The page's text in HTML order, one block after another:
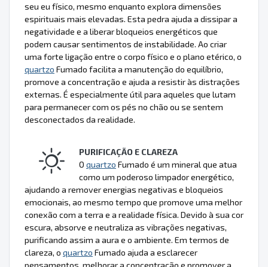
seu eu físico, mesmo enquanto explora dimensões
espirituais mais elevadas. Esta pedra ajuda a dissipar a
negatividade e a liberar bloqueios energéticos que
podem causar sentimentos de instabilidade. Ao criar
uma forte ligação entre o corpo físico e o plano etérico, o
quartzo Fumado facilita a manutenção do equilíbrio,
promove a concentração e ajuda a resistir às distrações
externas. É especialmente útil para aqueles que lutam
para permanecer com os pés no chão ou se sentem
desconectados da realidade.
PURIFICAÇÃO E CLAREZA
O quartzo Fumado é um mineral que atua
como um poderoso limpador energético,
ajudando a remover energias negativas e bloqueios
emocionais, ao mesmo tempo que promove uma melhor
conexão com a terra e a realidade física. Devido à sua cor
escura, absorve e neutraliza as vibrações negativas,
purificando assim a aura e o ambiente. Em termos de
clareza, o quartzo Fumado ajuda a esclarecer